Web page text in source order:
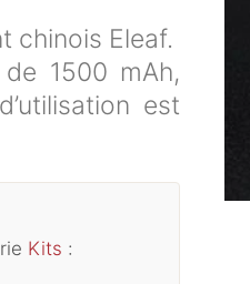
chinois Eleaf.
1500 mAh,
est
Kits :